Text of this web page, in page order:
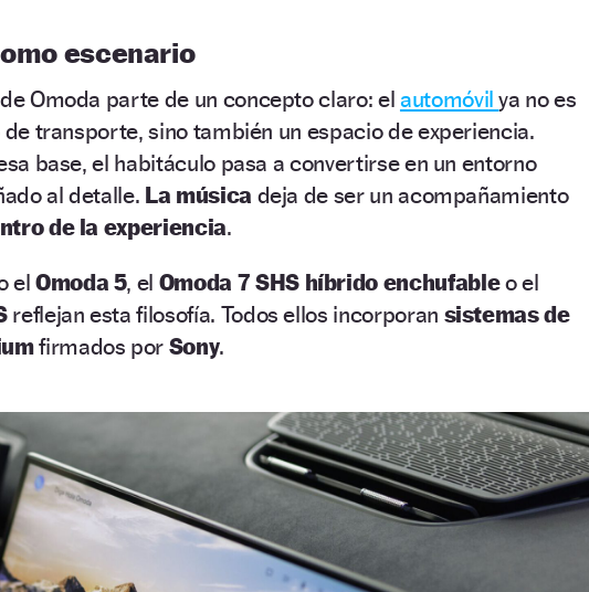
escenario
Omoda parte de un concepto claro: el automóvilya no es
transporte, sino también un espacio de experiencia.
base, el habitáculo pasa a convertirse en un entorno
al detalle. La música deja de ser un acompañamiento
de la experiencia.
el Omoda 5, el Omoda 7 SHS híbrido enchufableo el
reflejan esta filosofía. Todos ellos incorporan sistemas de
firmados por Sony.